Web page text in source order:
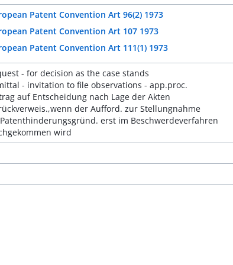
Patent Convention Art 96(2) 1973
Patent Convention Art 107 1973
Patent Convention Art 111(1) 1973
- for decision as the case stands
- invitation to file observations - app.proc.
auf Entscheidung nach Lage der Akten
der Aufford. zur Stellungnahme
erst im Beschwerdeverfahren
wird